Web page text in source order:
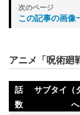
この記事の画像
アニメ「呪術廻
話
数
サブタイ（
へ